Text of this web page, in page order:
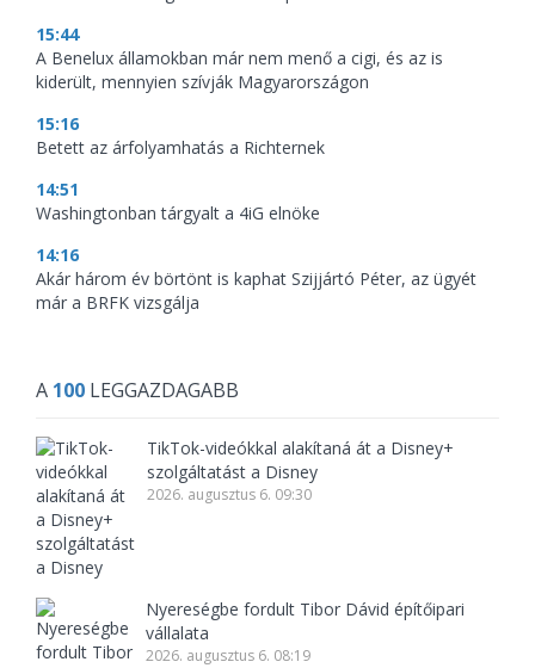
15:44
A Benelux államokban már nem menő a cigi, és az is
kiderült, mennyien szívják Magyarországon
15:16
Betett az árfolyamhatás a Richternek
14:51
Washingtonban tárgyalt a 4iG elnöke
14:16
Akár három év börtönt is kaphat Szijjártó Péter, az ügyét
már a BRFK vizsgálja
A 100 LEGGAZDAGABB
TikTok-videókkal alakítaná át a Disney+
szolgáltatást a Disney
2026. augusztus 6. 09:30
Nyereségbe fordult Tibor Dávid építőipari
vállalata
2026. augusztus 6. 08:19